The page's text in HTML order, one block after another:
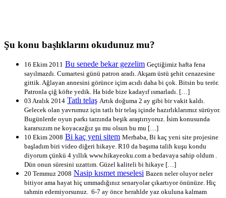
Şu konu başlıklarını okudunuz mu?
16 Ekim 2011 Bu senede bekar gezelim Geçtiğimiz hafta fena
sayılmazdı. Cumartesi günü patron aradı. Akşam üstü şehit cenazesine
gittik. Ağlayan annesini görünce içim acıdı daha bi çok. Bitsin bu terör.
Patronla çiğ köfte yedik. Ha bide bize kadayıf ısmarladı. […]
03 Aralık 2014 Tatlı telaş Artık doğuma 2 ay gibi bir vakit kaldı.
Gelecek olan yavrumuz için tatlı bir telaş içinde hazırlıklarımız sürüyor.
Bugünlerde oyun parkı tarzında beşik araştırıyoruz. İsim konusunda
kararsızım ne koyacazğız şu mu olsun bu mu […]
10 Ekim 2008 Bi kaç yeni sitem Merhaba, Bi kaç yeni site projesine
başladım biri video diğeri hikaye. R10 da başıma talih kuşu kondu
diyorum çünkü 4 yıllık www.hikayeoku.com a bedavaya sahip oldum .
Dün onun süresini uzattım. Güzel kaliteli bi hikaye […]
20 Temmuz 2008 Nasip kısmet meselesi Bazen neler oluyor neler
bitiyor ama hayat hiç ummadığınız senaryolar çıkartıyor önünüze. Hiç
tahmin edemiyorsunuz. 6-7 ay önce herahlde yaz okuluna kalmam